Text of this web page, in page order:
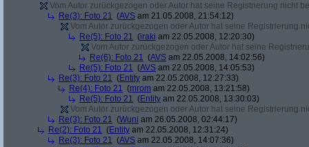
Vom Autor zurückgezogen oder Autor hat seine Registrierung nicht
Re(3): Foto 21 (AVS am 21.05.2008, 21:54:12)
Vom Autor zurückgezogen oder Autor hat seine Registrierung
Re(5): Foto 21 (iraki am 22.05.2008, 12:20:30)
Vom Autor zurückgezogen oder Autor hat seine
Re(6): Foto 21 (AVS am 22.05.2008, 14:02:56)
Re(5): Foto 21 (AVS am 22.05.2008, 14:05:53)
Re(3): Foto 21 (Entity am 22.05.2008, 12:27:33)
Re(4): Foto 21 (mrom am 22.05.2008, 13:21:58)
Re(5): Foto 21 (Entity am 22.05.2008, 13:30:03)
Vom Autor zurückgezogen oder Autor hat seine Registrierung
Re(3): Foto 21 (Wuni am 26.05.2008, 02:44:17)
Re(2): Foto 21 (Entity am 22.05.2008, 12:31:24)
Re(3): Foto 21 (AVS am 22.05.2008, 14:07:36)